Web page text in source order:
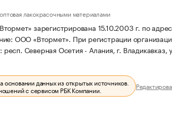
лакокрасочными материалами
зарегистрирована 15.10.2003 г. по
ООО «Втормет». При регистрации
Северная Осетия - Алания, г. Владикавказ,
данных из открытых источников.
с сервисом РБК Компании.